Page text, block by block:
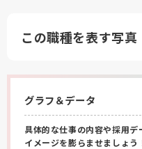
この職種を表す写真
グラフ＆データ
具体的な仕事の内容や採用デ
イメージを膨らませましょう